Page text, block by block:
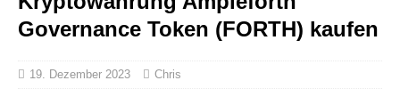
Governance Token (FORTH) kaufen
19. Dezember 2023 Chris